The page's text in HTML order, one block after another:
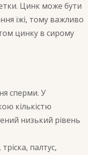
Цинк може бути
їжі, тому важливо
цинку в сирому
сперми. У
кількістю
низький рівень
палтус,